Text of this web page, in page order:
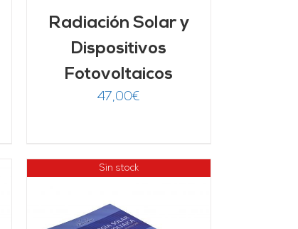
Radiación Solar y
Dispositivos
Fotovoltaicos
47,00€
Sin stock